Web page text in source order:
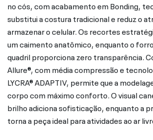
no cós, com acabamento em Bonding,
substitui a costura tradicional e reduz o
armazenar o celular. Os recortes
um caimento anatômico, enquanto o
quadril proporciona zero transparência.
Allure®, com média compressão e
LYCRA® ADAPTIV, permite que a
corpo com máximo conforto. O visual
brilho adiciona sofisticação, enquanto a
torna a peça ideal para atividades ao ar